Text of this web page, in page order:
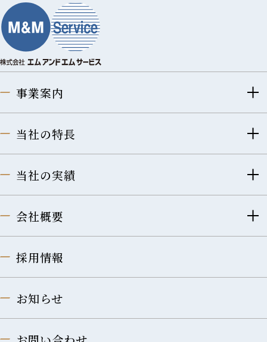
事業案内
当社の特長
当社の実績
会社概要
採用情報
お知らせ